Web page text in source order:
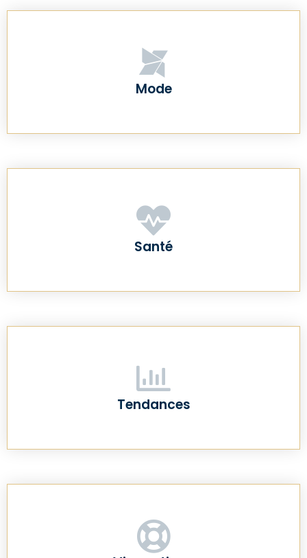
Mode
Santé
Tendances